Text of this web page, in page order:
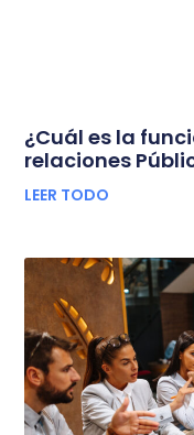
¿Cuál es la
relaciones
LEER TODO